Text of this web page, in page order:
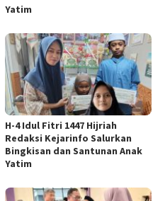
Yatim
H-4 Idul Fitri 1447 Hijriah
Redaksi Kejarinfo Salurkan
Bingkisan dan Santunan Anak
Yatim